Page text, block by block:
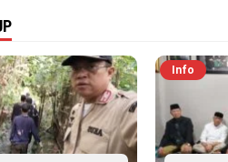
Info